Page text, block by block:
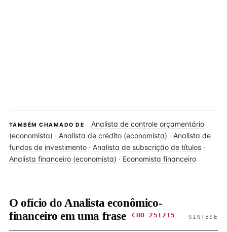
TAMBÉM CHAMADO DE
Analista de controle orçamentário
(economista) · Analista de crédito (economista) · Analista de
fundos de investimento · Analista de subscrição de títulos ·
Analista financeiro (economista) · Economista financeiro
O ofício do Analista econômico-
financeiro em uma frase
CBO 251215 SÍNTESE